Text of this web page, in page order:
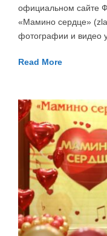
официальном сайте
«Мамино сердце»
фотографии и видео
Read More